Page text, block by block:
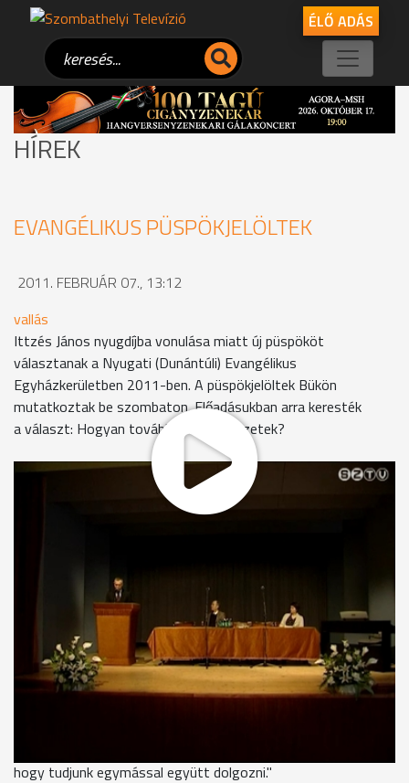
ÉLŐ ADÁS
HÍREK
EVANGÉLIKUS PÜSPÖKJELÖLTEK
2011. FEBRUÁR 07., 13:12
vallás
Ittzés János nyugdíjba vonulása miatt új püspököt
választanak a Nyugati (Dunántúli) Evangélikus
Egyházkerületben 2011-ben. A püspökjelöltek Bükön
mutatkoztak be szombaton. Előadásukban arra keresték
a választ: Hogyan tovább kis gyülekezetek?
Mindössze 41 település van ma Magyarországon, ahol a
hitüket gyakorlók többségében evangélikusok. Az evangélikus
gyülekezetekhez javarészt kevesebb mint 500-an tartoznak.
András 27 éve szolgál Székesfehérváron és környező
szórványgyülekezetekben. Az elmúlt másfél évben
püspökhelyettesként is dolgozott. Véleménye szerint a
sokoldalú szociális tevékenység, képzések biztosítása és a
települések mindennapjaiban való aktív részvétel is segítheti a
gyülekezetek megújulását.
hogy tudjunk egymással együtt dolgozni."